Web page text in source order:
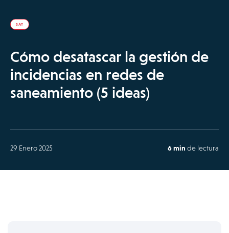
SAT
Cómo desatascar la gestión de
incidencias en redes de
saneamiento (5 ideas)
29 Enero 2025 6 min de lectura